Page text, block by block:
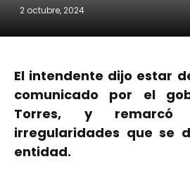
2 octubre, 2024
El intendente dijo estar
comunicado por el
Torres, y remarcó
irregularidades que se
entidad.